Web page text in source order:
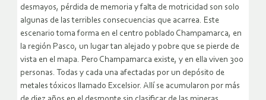
desmayos, pérdida de memoria y falta de motricidad son solo
algunas de las terribles consecuencias que acarrea. Este
escenario toma forma en el centro poblado Champamarca, en
la región Pasco, un lugar tan alejado y pobre que se pierde de
vista en el mapa. Pero Champamarca existe, y en ella viven 300
personas. Todas y cada una afectadas por un depósito de
metales tóxicos llamado Excelsior. Allí se acumularon por más